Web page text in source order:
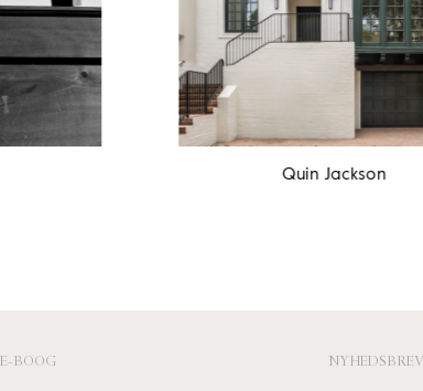
Quin Jackson
E-BOOG NYHEDSBREV